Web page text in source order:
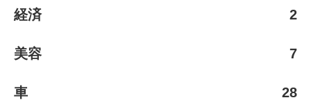
経済 2
美容 7
車 28